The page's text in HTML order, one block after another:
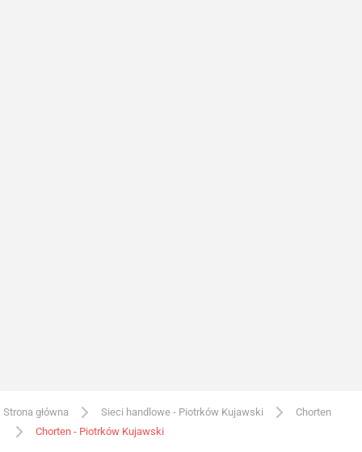
Strona główna Sieci handlowe - Piotrków Kujawski
Chorten
Chorten - Piotrków Kujawski